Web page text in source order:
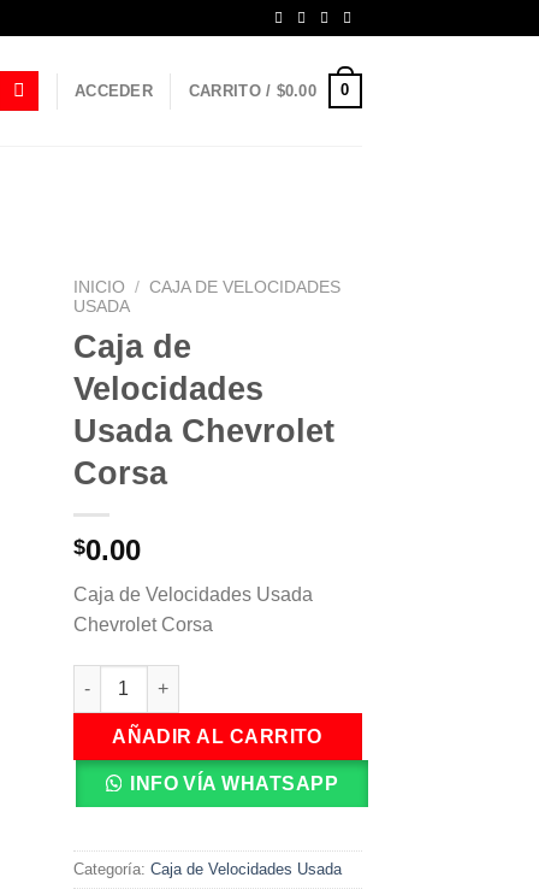
ACCEDER CARRITO / $0.00 0
INICIO / CAJA DE VELOCIDADES
USADA
Caja de
Velocidades
Usada Chevrolet
Corsa
$0.00
Caja de Velocidades Usada
Chevrolet Corsa
Caja de Velocidades Usada Chevrolet Corsa cantidad
AÑADIR AL CARRITO
INFO VÍA WHATSAPP
Categoría: Caja de Velocidades Usada